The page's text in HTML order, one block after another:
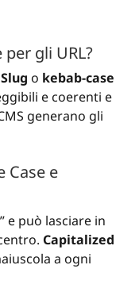
gli URL?
o kebab-case
e coerenti e
generano gli
Case e
e può lasciare in
Capitalized
a ogni